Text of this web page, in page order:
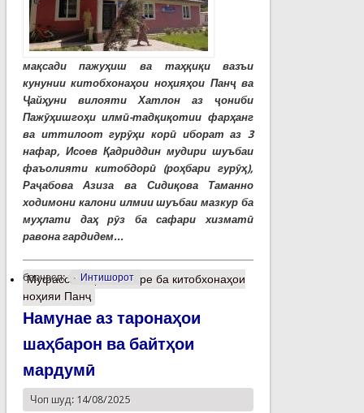
мақсади пажуҳиш ва таҳқиқи вазъи
кунунии китобхонаҳои ноҳияҳои Панҷ ва
Ҷайҳуни вилояти Хатлон аз ҷониби
Пажӯҳишгоҳи илмӣ-тадқиқотии фарҳанг
ва иттилоот гурӯҳи корӣ иборат аз 3
нафар, Исоев Қадриддин мудири шуъбаи
фаъолияти китобдорӣ (роҳбари гурӯҳ),
Раҷабова Азиза ва Сидиқова Таманно
ходимони калони илмии шуъбаи мазкур ба
муҳлати даҳ рӯз ба сафари хизматӣ
равона гардидем...
барчасп: Интишорот
Муфассалтаро Назаре ба китобхонаҳои
ноҳияи Панҷ
Намунае аз таронаҳои
шаҳбарон ва байтҳои
мардумӣ
Чоп шуд: 14/08/2025